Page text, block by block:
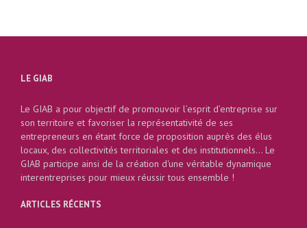
LE GIAB
Le GIAB a pour objectif de promouvoir l’esprit d’entreprise sur
son territoire et favoriser la représentativité de ses
entrepreneurs en étant force de proposition auprès des élus
locaux, des collectivités territoriales et des institutionnels... Le
GIAB participe ainsi de la création d'une véritable dynamique
interentreprises pour mieux réussir tous ensemble !
ARTICLES RÉCENTS